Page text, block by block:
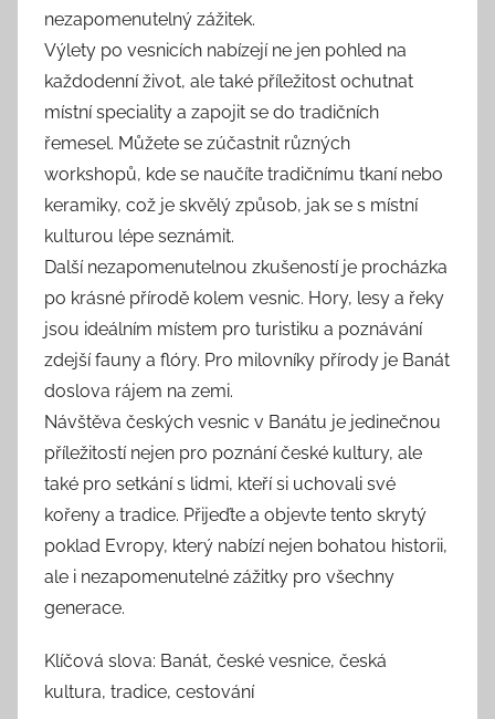
nezapomenutelný zážitek.
Výlety po vesnicích nabízejí ne jen pohled na
každodenní život, ale také příležitost ochutnat
místní speciality a zapojit se do tradičních
řemesel. Můžete se zúčastnit různých
workshopů, kde se naučíte tradičnímu tkaní nebo
keramiky, což je skvělý způsob, jak se s místní
kulturou lépe seznámit.
Další nezapomenutelnou zkušeností je procházka
po krásné přírodě kolem vesnic. Hory, lesy a řeky
jsou ideálním místem pro turistiku a poznávání
zdejší fauny a flóry. Pro milovníky přírody je Banát
doslova rájem na zemi.
Návštěva českých vesnic v Banátu je jedinečnou
příležitostí nejen pro poznání české kultury, ale
také pro setkání s lidmi, kteří si uchovali své
kořeny a tradice. Přijeďte a objevte tento skrytý
poklad Evropy, který nabízí nejen bohatou historii,
ale i nezapomenutelné zážitky pro všechny
generace.
Klíčová slova: Banát, české vesnice, česká
kultura, tradice, cestování